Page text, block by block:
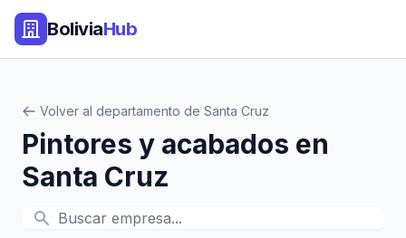
BoliviaHub
Volver al departamento de Santa Cruz
Pintores y acabados en
Santa Cruz